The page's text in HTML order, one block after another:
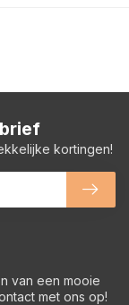
van een mooie
met ons op!
kortingen!